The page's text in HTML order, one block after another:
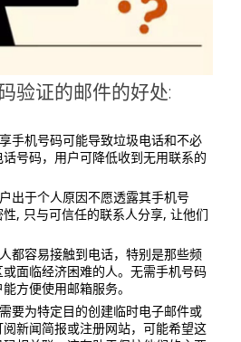
验证的邮件的好处:
手机号码可能导致垃圾电话和不必
号码，用户可降低收到无用联系的
出于个人原因不愿透露其手机号
, 只与可信任的联系人分享, 让他们
都容易接触到电话，特别是那些频
面临经济困难的人。无需手机号码
方便使用邮箱服务。
要为特定目的创建临时电子邮件或
新闻简报或注册网站，可能希望这